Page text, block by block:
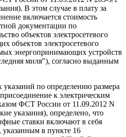
В этом случае в плату за
включается стоимость
документации по
объектов электросетевого
объектов электросетевого
энергопринимающих устройств
миля"), согласно выданным
по определению размера
к электрическим
ФСТ России от 11.09.2012 N
указания), определено, что
ставки включают в себя
в пункте 16